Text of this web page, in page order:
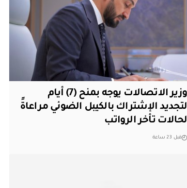
وزير الاتصالات يوجه بمنح (7) أيام
لتجديد الإشتراك بالكيبل الضوئي مراعاةً
لحالات تأخر الرواتب
قبل 23 ساعة